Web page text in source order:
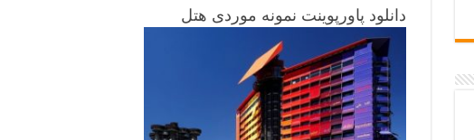
دانلود پاورپوینت نمونه موردی هتل